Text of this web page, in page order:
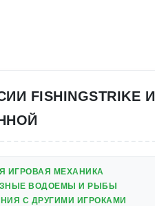
FISHINGSTRIKE И
ИГРОВАЯ МЕХАНИКА
ВОДОЕМЫ И РЫБЫ
С ДРУГИМИ ИГРОКАМИ